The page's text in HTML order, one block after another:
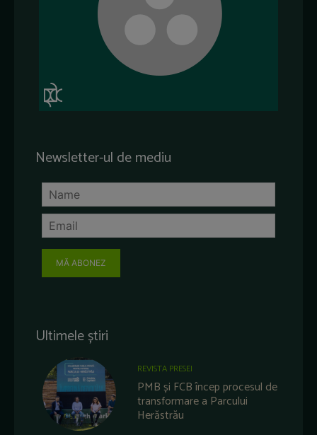
Newsletter-ul de mediu
MĂ ABONEZ
Ultimele știri
REVISTA PRESEI
PMB și FCB încep procesul de
transformare a Parcului
Herăstrău